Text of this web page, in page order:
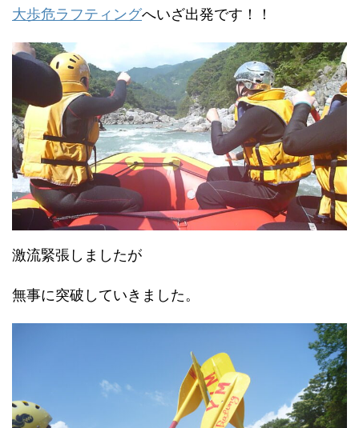
大歩危ラフティングへいざ出発です！！
激流緊張しましたが
無事に突破していきました。